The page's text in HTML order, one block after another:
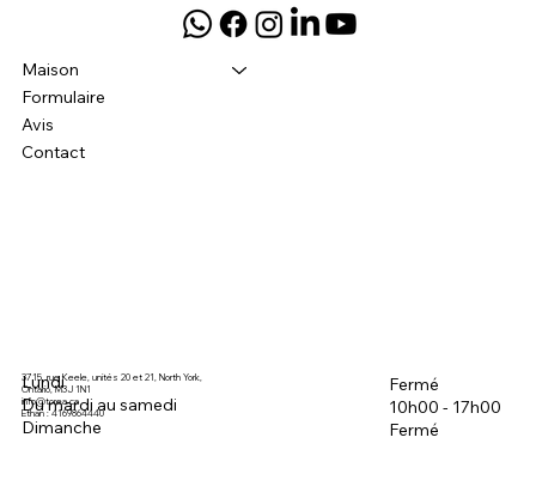
Maison
Formulaire
Avis
Contact
3715, rue Keele, unités 20 et 21, North York,
Ontario, M3J 1N1
info@torea.ca
Ethan : 4169864440
Lundi
Du mardi au samedi
Dimanche
Fermé
10h00 - 17h00
Fermé